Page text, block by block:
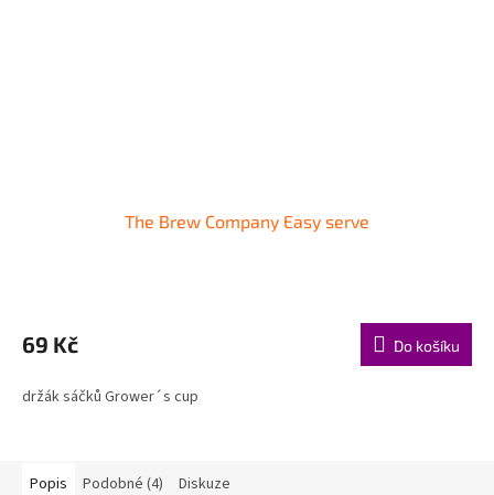
The Brew Company Easy serve
69 Kč Do košíku
držák sáčků Grower´s cup
Popis Podobné (4) Diskuze